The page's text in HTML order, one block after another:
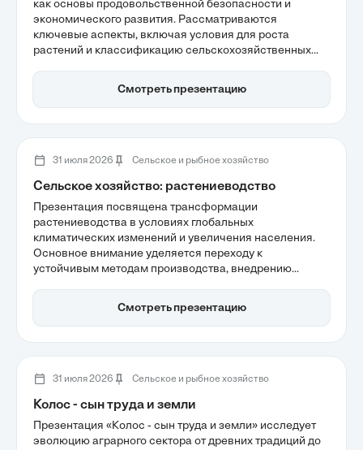
как основы продовольственной безопасности и
экономического развития. Рассматриваются
ключевые аспекты, включая условия для роста
растений и классификацию сельскохозяйственных
которые значительно повышают продуктивность и
помогают адаптироваться к экологическим вызовам,
Смотреть презентацию
31 июля 2026 Сельское и рыбное хозяйство
Сельское хозяйство: растениеводство
Презентация посвящена трансформации
растениеводства в условиях глобальных
климатических изменений и увеличения населения.
Основное внимание уделяется переходу к
устойчивым методам производства, внедрению
помогают адаптироваться к новым вызовам.
Участники узнают, как современные технологии могут
Смотреть презентацию
31 июля 2026 Сельское и рыбное хозяйство
Колос - сын труда и земли
Презентация «Колос - сын труда и земли» исследует
эволюцию аграрного сектора от древних традиций до